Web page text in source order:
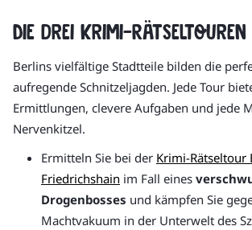
Die drei Krimi-
Berlins vielfältige Stadtteile bilden die
aufregende Schnitzeljagden. Jede Tour
Ermittlungen, clevere Aufgaben und jede
Nervenkitzel.
Ermitteln Sie bei der Krimi-Rätseltour
Friedrichshain im Fall eines
Drogenbosses und kämpfen Sie
Machtvakuum in der Unterwelt des